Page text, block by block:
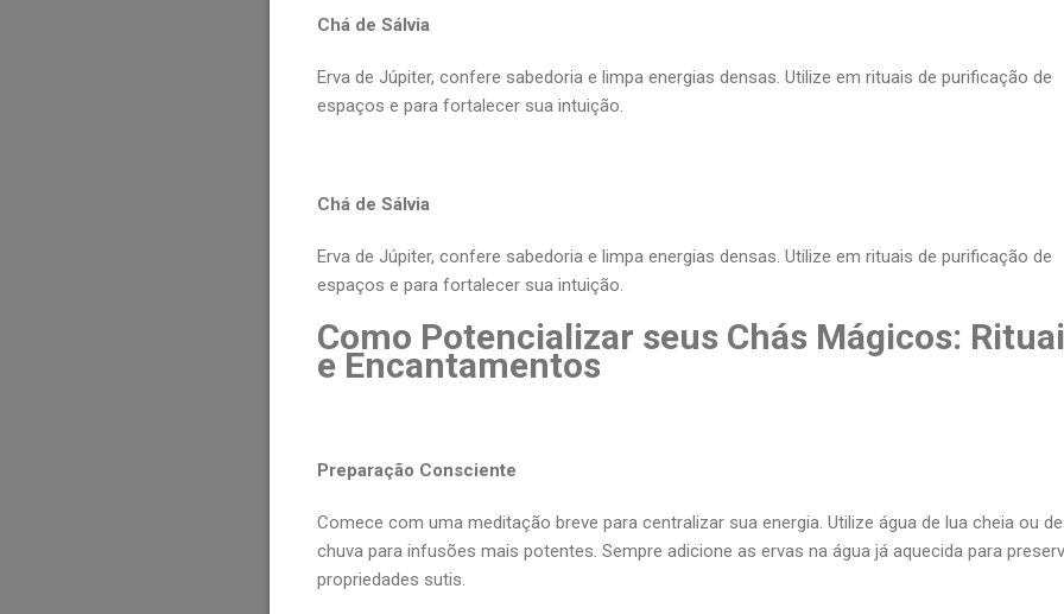
Chá de Sálvia
Erva de Júpiter, confere sabedoria e limpa energias densas. Utilize em rituais de purificação de
espaços e para fortalecer sua intuição.
Chá de Sálvia
Erva de Júpiter, confere sabedoria e limpa energias densas. Utilize em rituais de purificação de
espaços e para fortalecer sua intuição.
Como Potencializar seus Chás Mágicos:
e Encantamentos
Preparação Consciente
Comece com uma meditação breve para centralizar sua energia. Utilize água de lua cheia ou de
chuva para infusões mais potentes. Sempre adicione as ervas na água já aquecida para
propriedades sutis.